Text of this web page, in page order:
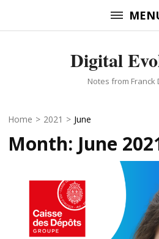
to
Digital
Notes from Franck
Home > 2021 > June
Month: June